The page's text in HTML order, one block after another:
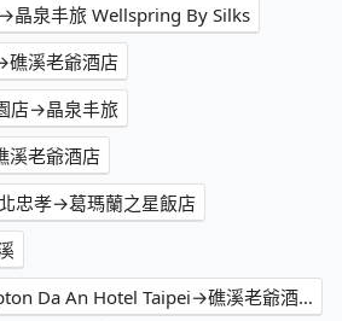
晶泉丰旅 Wellspring By Silks
礁溪老爺酒店
店→晶泉丰旅
溪老爺酒店
忠孝→葛瑪蘭之星飯店
金普頓大安酒店 Kimpton Da An Hotel Taipei→礁溪老爺酒店